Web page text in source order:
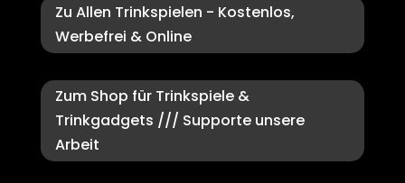
Zu Allen Trinkspielen - Kostenlos,
Werbefrei & Online
Zum Shop für Trinkspiele &
Trinkgadgets /// Supporte unsere
Arbeit